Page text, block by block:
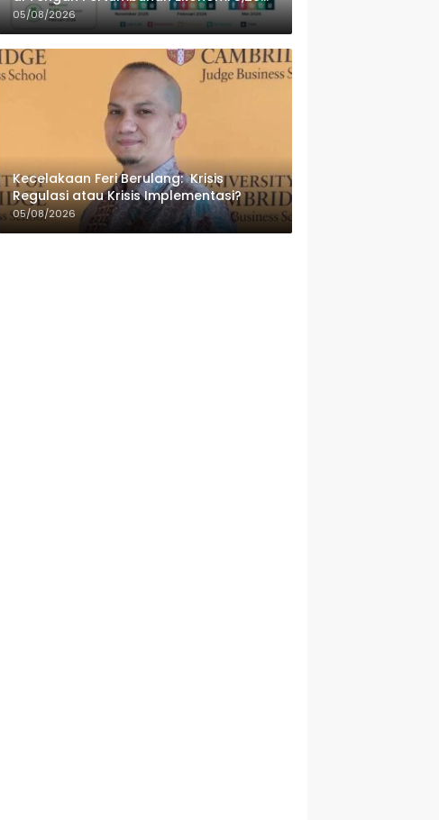
Persen
05/08/2026
Kecelakaan Feri Berulang: Krisis
Regulasi atau Krisis Implementasi?
05/08/2026